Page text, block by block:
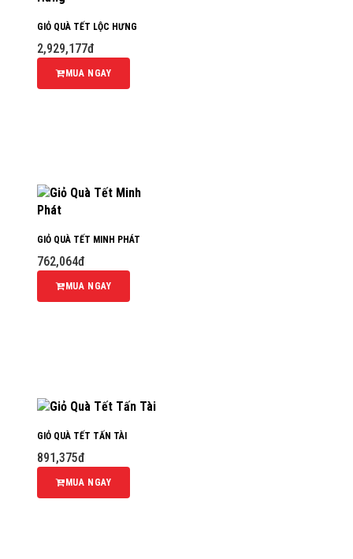
GIỎ QUÀ TẾT LỘC HƯNG
2,929,177đ
MUA NGAY
GIỎ QUÀ TẾT MINH PHÁT
762,064đ
MUA NGAY
GIỎ QUÀ TẾT TẤN TÀI
891,375đ
MUA NGAY